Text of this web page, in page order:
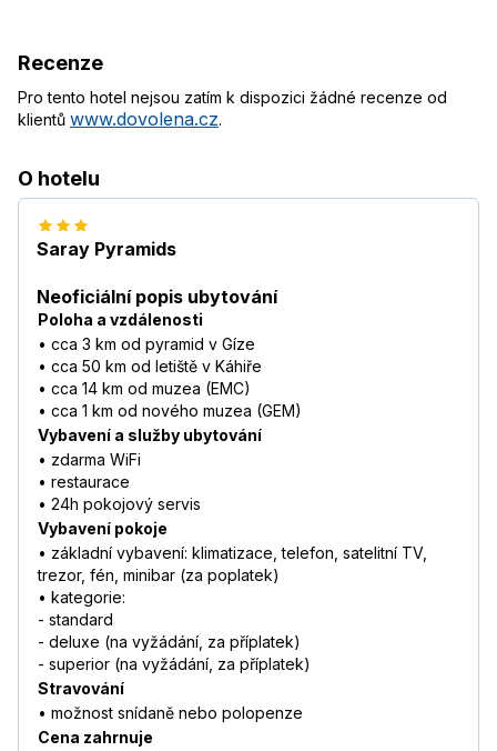
Recenze
Pro tento hotel nejsou zatím k dispozici žádné recenze od
klientů www.dovolena.cz.
O hotelu
Saray Pyramids
Neoficiální popis ubytování
Poloha a vzdálenosti
• cca 3 km od pyramid v Gíze
• cca 50 km od letiště v Káhiře
• cca 14 km od muzea (EMC)
• cca 1 km od nového muzea (GEM)
Vybavení a služby ubytování
• zdarma WiFi
• restaurace
• 24h pokojový servis
Vybavení pokoje
• základní vybavení: klimatizace, telefon, satelitní TV,
trezor, fén, minibar (za poplatek)
• kategorie:
- standard
- deluxe (na vyžádání, za příplatek)
- superior (na vyžádání, za příplatek)
Stravování
• možnost snídaně nebo polopenze
Cena zahrnuje